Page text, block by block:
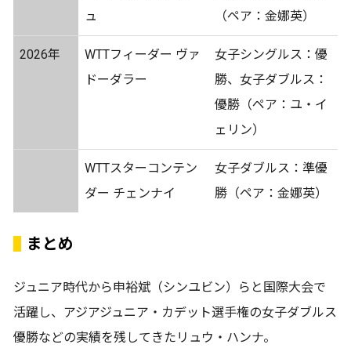
ュ
（ペア：金娜英）
2026年
WTTフィーダー ヴァ
ドーダラー
女子シングルス：優
勝、女子ダブルス：
優勝（ペア：ユ・イ
ェリン）
WTTスターコンテン
ダー チェンナイ
女子ダブルス：準優
勝（ペア：金娜英）
まとめ
ジュニア時代から申裕斌（シンユビン）らと国際大会で
活躍し、アジアジュニア・カデット選手権の女子ダブルス
優勝などの実績を残してきたリュウ・ハンナ。